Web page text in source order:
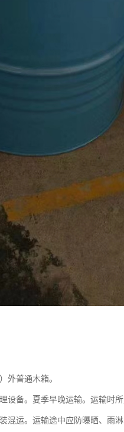
外普通木箱。
设备。夏季早晚运输。运输时
混运。运输途中应防曝晒、雨